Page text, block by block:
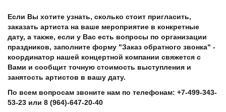
Если Вы хотите узнать, сколько стоит пригласить,
заказать артиста на ваше мероприятие в конкретные
дату, а также, если у Вас есть вопросы по организации
праздников, заполните форму "Заказ обратного звонка" -
координатор нашей концертной компании свяжется с
Вами и сообщит точную стоимость выступления и
занятость артистов в вашу дату.
По всем вопросам звоните нам по телефонам: +7-499-343-
53-23 или 8 (964)-647-20-40